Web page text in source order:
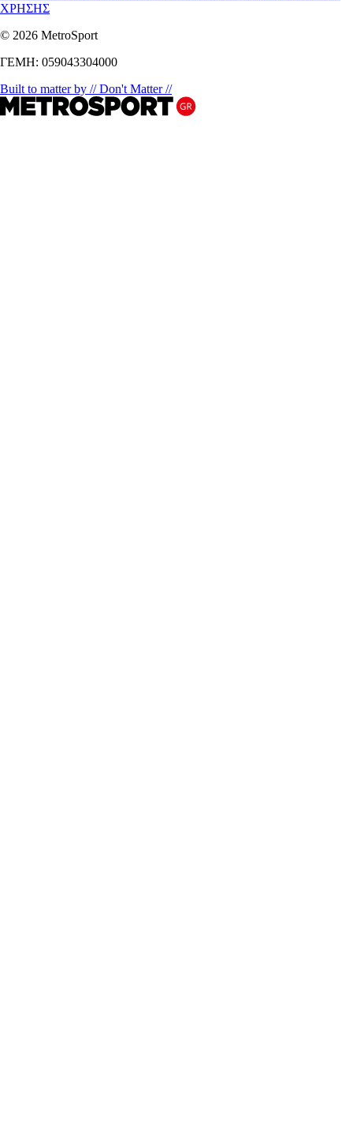
ΧΡΗΣΗΣ
© 2026 MetroSport
ΓΕΜΗ: 059043304000
Built to matter by // Don't Matter //